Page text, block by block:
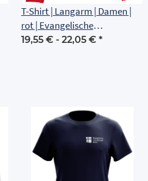
T-Shirt | Langarm | Damen |
rot | Evangelische
Grundschule Erfurt
19,55 € - 22,05 € *